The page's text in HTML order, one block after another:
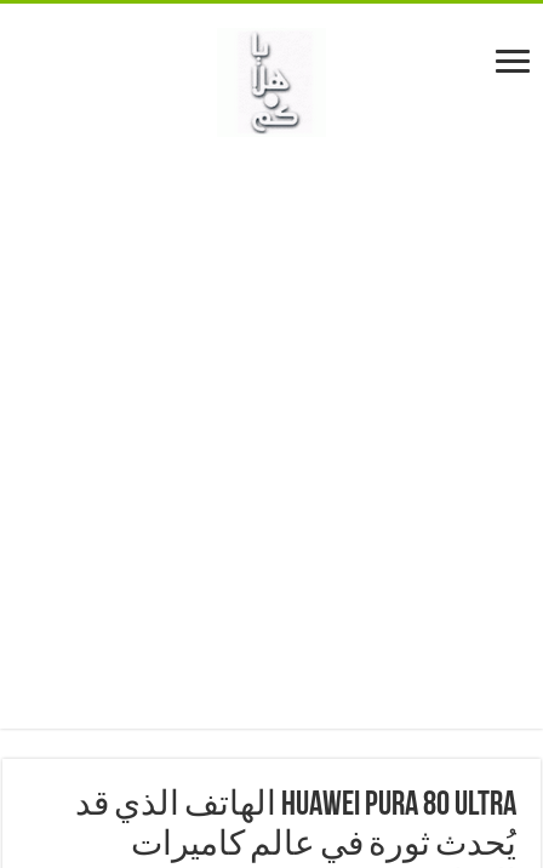
HUAWEI Pura 80 Ultra الهاتف الذي قد
يُحدث ثورة في عالم كاميرات